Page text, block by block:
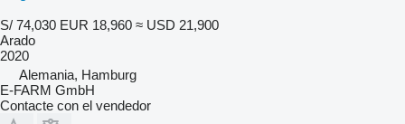
S/ 74,030 EUR 18,960 ≈ USD 21,900
Arado
2020
Alemania, Hamburg
E-FARM GmbH
Contacte con el vendedor